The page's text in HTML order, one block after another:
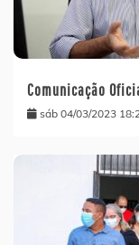
Comunicação
sáb 04/03/2023